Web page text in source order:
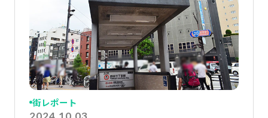
街レポート